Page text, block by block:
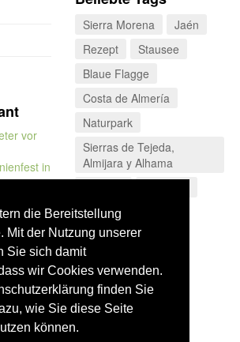
die Bereitstellung
Mit der Nutzung unserer
Sie sich damit
wir Cookies verwenden.
finden Sie
wie Sie diese Seite
können.
vor
in
Sierra Morena
Jaén
Rezept
Stausee
Blaue Flagge
Costa de Almería
Naturpark
Sierras de Tejeda,
Almijara y Alhama